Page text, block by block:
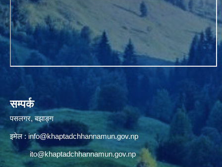
सम्पर्क
पसलगर, बझाङ्ग
इमेल : info@khaptadchhannamun.gov.np
ito@khaptadchhannamun.gov.np